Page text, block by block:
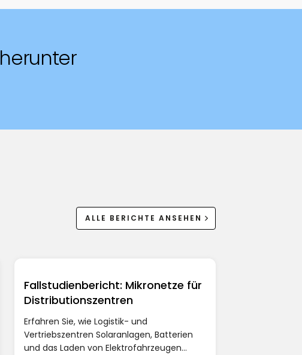
ALLE BERICHTE ANSEHEN
Fallstudienbericht: Mikronetze für
Distributionszentren
Erfahren Sie, wie Logistik- und
Vertriebszentren Solaranlagen, Batterien
und das Laden von Elektrofahrzeugen